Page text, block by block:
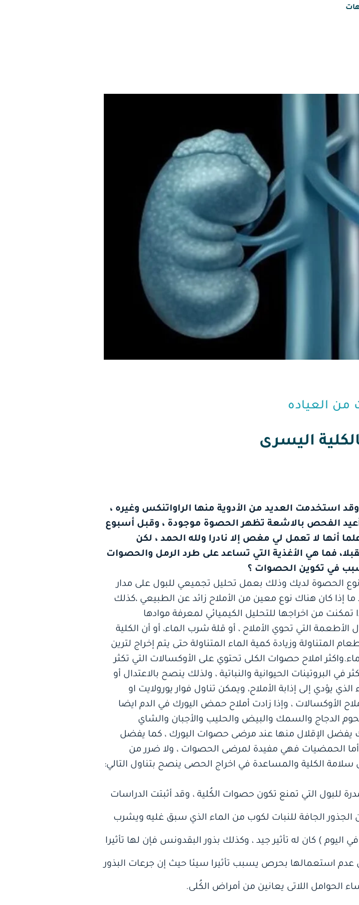
من العياده⁩
اليسرى
استخدمت العديد من الأدوية منها الراواتنكس وغيره ،
الفحص بالاشعة تظهر الحصوة موجودة ، وقبل أسبوع
أنها لا تعمل لي مغص إلا نادرا ولله الحمد ، لكن
فما هي الأغذية التي تساعد على طرد الرمل والحصوات
في تكوين الحصوات ؟
نوع الحصوة لديك وذلك بعمل تحليل تجميعي للبول على مدار
ما إذا كان هناك نوع معين من الأملاح زائد عن الطبيعي ،كذلك
من اخراجها للتحليل الكيميائي لمعرفة موادها
التي تحوي الأملاح ، أو قلة شرب الماء، أو أن الكلية
المتناولة وزيادة كمية الماء المتناولة حتى يتم إخراج لترين
املاح حصوات الكلى تحتوي على الأوكسالات التي تكثر
في البروتينات الحيوانية والنباتية ، ولذلك ينصح بالاعتدال أو
يؤدي إلى إذابة الأملاح، ويمكن تناول فوار يورولايت او
الأوكسالات ، وإذا زادت أملاح حمض اليورك في الدم ايضا
الدجاج والسمك والبيض والحليب والأجبان والشاي
يفضل الإقلال منها عند مرضى حصوات اليورك ، كما يفضل
الحمضيات فهي مفيدة لمرضى الحصوات ، ولا ضرر من
سلامة الكلية والمساعدة في اخراج الحصى ينصح بتناول التالي:
للبول التي تمنع تكون حصوات الكُلية ، وقد أثبتت الدراسات
الجافة للنبات لكوب من الماء الذي سبق غليه ويشرب
اليوم ) كان له تأثير جيد ، وكذلك بذور البقدونس فإن لها تأثيرا
عدم استعمالها بحرص يسبب تأثيرا سيئا حيث إن جرعات البذور
الحوامل اللاتى يعانين من أمراض الكُلى.